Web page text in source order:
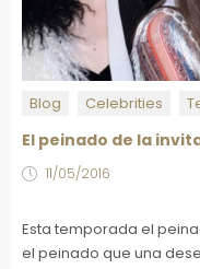
Blog Celebrities
El peinado de la
11/05/2016
Esta temporada el
el peinado que una